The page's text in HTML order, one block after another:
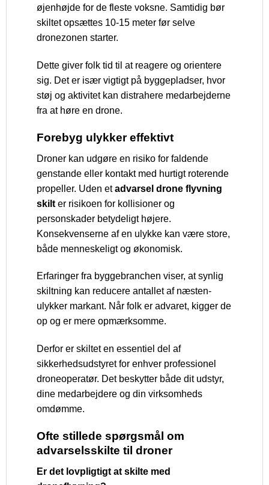
øjenhøjde for de fleste voksne. Samtidig bør
skiltet opsættes 10-15 meter før selve
dronezonen starter.
Dette giver folk tid til at reagere og orientere
sig. Det er især vigtigt på byggepladser, hvor
støj og aktivitet kan distrahere medarbejderne
fra at høre en drone.
Forebyg ulykker effektivt
Droner kan udgøre en risiko for faldende
genstande eller kontakt med hurtigt roterende
propeller. Uden etadvarsel drone flyvning
skilt er risikoen for kollisioner og
personskader betydeligt højere.
Konsekvenserne af en ulykke kan være store,
både menneskeligt og økonomisk.
Erfaringer fra byggebranchen viser, at synlig
skiltning kan reducere antallet af næsten-
ulykker markant. Når folk er advaret, kigger de
op og er mere opmærksomme.
Derfor er skiltet en essentiel del af
sikkerhedsudstyret for enhver professionel
droneoperatør. Det beskytter både dit udstyr,
dine medarbejdere og din virksomheds
omdømme.
Ofte stillede spørgsmål om
advarselsskilte til droner
Er det lovpligtigt at skilte med